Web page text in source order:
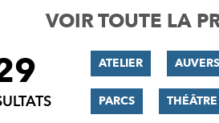
VOIR TOUTE LA
ATELIER
PARCS THÉÂTRE